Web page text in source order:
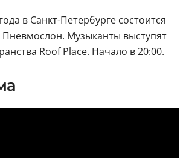
в Санкт-Петербурге состоится
Пневмослон. Музыканты выступят
Roof Place. Начало в 20:00.